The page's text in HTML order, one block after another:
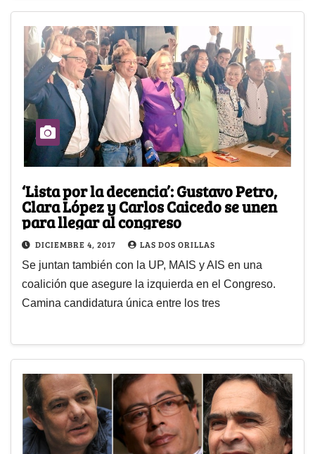
‘Lista por la decencia’: Gustavo Petro,
Clara López y Carlos Caicedo se unen
para llegar al congreso
DICIEMBRE 4, 2017 LAS DOS ORILLAS
Se juntan también con la UP, MAIS y AIS en una
coalición que asegure la izquierda en el Congreso.
Camina candidatura única entre los tres